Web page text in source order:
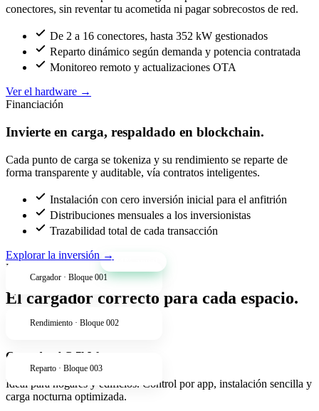
conectores, sin reventar tu acometida ni pagar sobrecostos de red.
De 2 a 16 conectores, hasta 352 kW gestionados
Reparto dinámico según demanda y potencia contratada
Monitoreo remoto y actualizaciones OTA
Ver el hardware →
Financiación
Invierte en carga, respaldado en blockchain.
Cada punto de carga se tokeniza y su rendimiento se reparte de
forma transparente y auditable, vía contratos inteligentes.
Instalación con cero inversión inicial para el anfitrión
Distribuciones mensuales a los inversionistas
Trazabilidad total de cada transacción
Explorar la inversión →
+34% anual
Cargador · Bloque 001
Rendimiento · Bloque 002
Reparto · Bloque 003
Productos
El cargador correcto para cada espacio.
AC · Residencial
Cargador AC 7kW
Ideal para hogares y edificios. Control por app, instalación sencilla y
carga nocturna optimizada.